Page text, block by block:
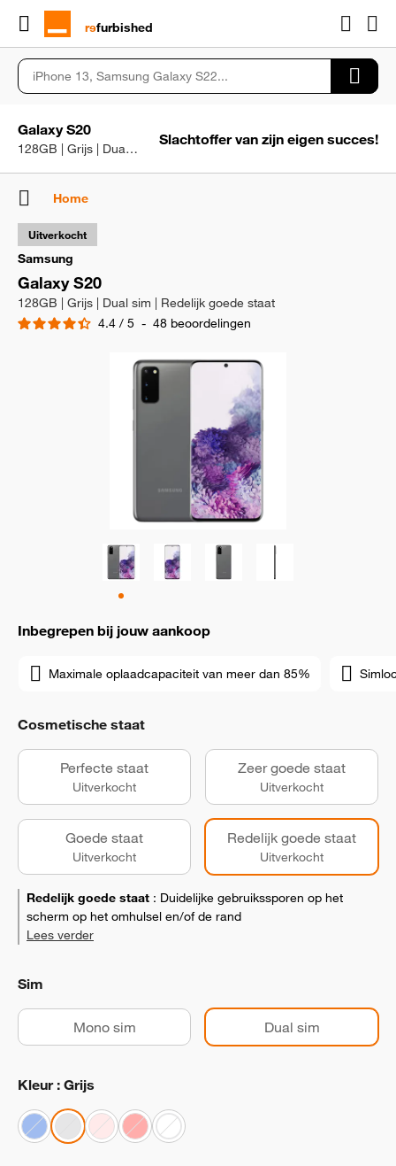
rɘfurbished
Galaxy S20
128GB | Grijs | Dual sim | Redelijk goede staat
Slachtoffer van zijn eigen succes!
Home
Samsung
Galaxy S20
128GB | Grijs | Dual sim | Redelijk goede staat
4.4 / 5 - 48 beoordelingen
Uitverkocht
Inbegrepen bij jouw aankoop
Maximale oplaadcapaciteit van meer dan 85%
Cosmetische staat
Perfecte staat
Uitverkocht
Zeer goede staat
Uitverkocht
Goede staat
Uitverkocht
Redelijk goede staat
Uitverkocht
Redelijk goede staat : Duidelijke gebruikssporen op het
scherm op het omhulsel en/of de rand
Lees verder
Sim
Mono sim Dual sim
Kleur : Grijs